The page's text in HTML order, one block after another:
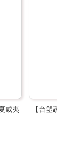
威夷
【台